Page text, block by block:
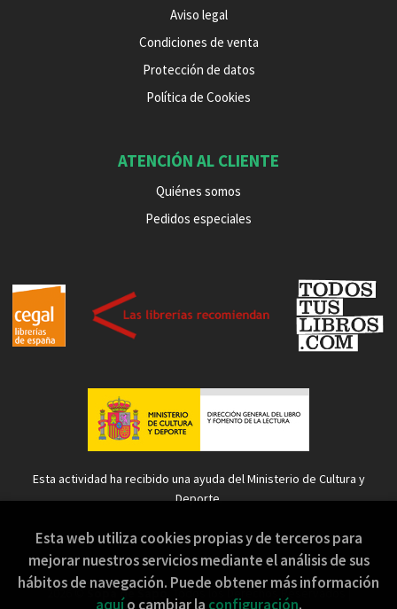
Aviso legal
Condiciones de venta
Protección de datos
Política de Cookies
ATENCIÓN AL CLIENTE
Quiénes somos
Pedidos especiales
Esta actividad ha recibido una ayuda del Ministerio de Cultura y
Deporte.
2026 © Sopa de Sapo . Todos los Derechos Reservados |
Esta web utiliza cookies propias y de terceros para
mejorar nuestros servicios mediante el análisis de sus
hábitos de navegación. Puede obtener más información
aquío cambiar la configuración.